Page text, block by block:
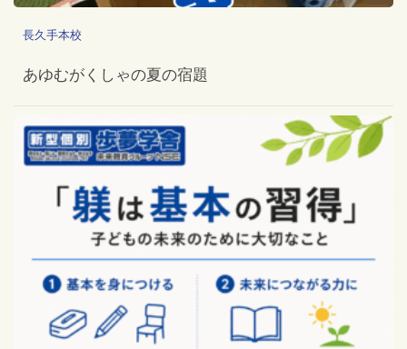
長久手本校
あゆむがくしゃの夏の宿題